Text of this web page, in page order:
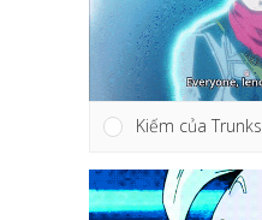
Kiếm của Trunks